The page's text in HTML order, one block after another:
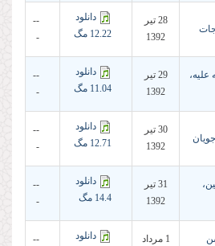
28 تير
1392
دانلود
12.22 مگ
--
-
علیه،
29 تير
1392
دانلود
11.04 مگ
--
-
30 تير
1392
دانلود
12.71 مگ
--
-
31 تير
1392
دانلود
14.4 مگ
--
-
1 مرداد
دانلود
--